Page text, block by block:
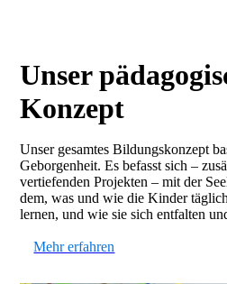
Unser
Konzept
Unser gesamtes Bildungskonzept
Geborgenheit. Es befasst sich –
vertiefenden Projekten – mit der
dem, was und wie die Kinder
lernen, und wie sie sich entfalten
Mehr erfahren